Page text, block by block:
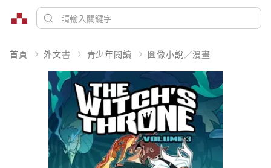
首頁 外文書 青少年閱讀 圖像小說／漫畫